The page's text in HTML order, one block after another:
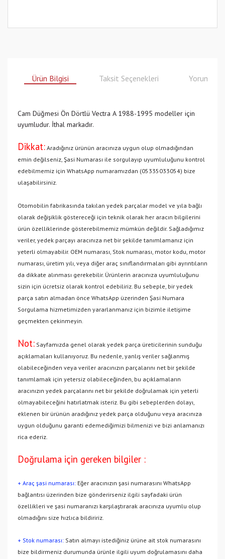
Ürün Bilgisi Taksit Seçenekleri Yorumlar
Cam Düğmesi Ön Dörtlü Vectra A 1988-1995 modeller için
uyumludur. İthal markadır.
Dikkat: Aradığınız ürünün aracınıza uygun olup olmadığından
emin değilseniz, Şasi Numarası ile sorgulayıp uyumluluğunu kontrol
edebilmemiz için WhatsApp numaramızdan (05335033054) bize
ulaşabilirsiniz.
Otomobilin fabrikasında takılan yedek parçalar model ve yıla bağlı
olarak değişiklik göstereceği için teknik olarak her aracın bilgilerini
ürün özelliklerinde gösterebilmemiz mümkün değildir. Sağladığımız
veriler, yedek parçayı aracınıza net bir şekilde tanımlamanız için
yeterli olmayabilir. OEM numarası, Stok numarası, motor kodu, motor
numarası, üretim yılı, veya diğer araç sınıflandırmaları gibi ayrıntıların
da dikkate alınması gerekebilir. Ürünlerin aracınıza uyumluluğunu
sizin için ücretsiz olarak kontrol edebiliriz. Bu sebeple, bir yedek
parça satın almadan önce WhatsApp üzerinden Şasi Numara
Sorgulama hizmetimizden yararlanmanız için bizimle iletişime
geçmekten çekinmeyin.
Not: Sayfamızda genel olarak yedek parça üreticilerinin sunduğu
açıklamaları kullanıyoruz. Bu nedenle, yanlış veriler sağlanmış
olabileceğinden veya veriler aracınızın parçalarını net bir şekilde
tanımlamak için yetersiz olabileceğinden, bu açıklamaların
aracınızın yedek parçalarını net bir şekilde doğrulamak için yeterli
olmayabileceğini hatırlatmak isteriz. Bu gibi sebeplerden dolayı,
eklenen bir ürünün aradığınız yedek parça olduğunu veya aracınıza
uygun olduğunu garanti edemediğimizi bilmenizi ve bizi anlamanızı
rica ederiz.
Doğrulama için gereken bilgiler :
+ Araç şasi numarası: Eğer aracınızın şasi numarasını WhatsApp
bağlantısı üzerinden bize gönderirseniz ilgili sayfadaki ürün
özellikleri ve şasi numaranızı karşılaştırarak aracınıza uyumlu olup
olmadığını size hızlıca bildiririz.
+ Stok numarası: Satın almayı istediğiniz ürüne ait stok numarasını
bize bildirmeniz durumunda ürünle ilgili uyum doğrulamasını daha